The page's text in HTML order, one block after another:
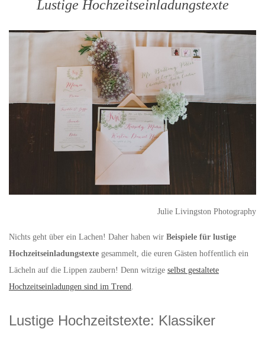
Lustige Hochzeitseinladungstexte
Julie Livingston Photography
Nichts geht über ein Lachen! Daher haben wir Beispiele für lustige
Hochzeitseinladungstexte gesammelt, die euren Gästen hoffentlich ein
Lächeln auf die Lippen zaubern! Denn witzige selbst gestaltete
Hochzeitseinladungen sind im Trend
Lustige Hochzeitstexte: Klassiker